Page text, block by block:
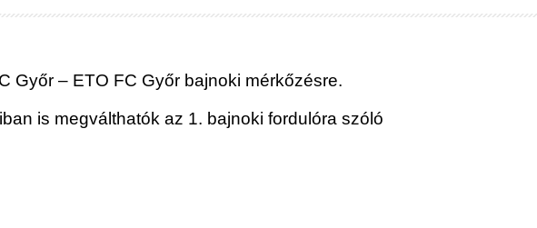
Győr – ETO FC Győr bajnoki mérkőzésre.
is megválthatók az 1. bajnoki fordulóra szóló